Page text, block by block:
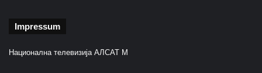
Impressum
Национална телевизија АЛСАТ М